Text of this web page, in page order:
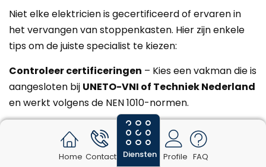
Niet elke elektricien is gecertificeerd of ervaren in
het vervangen van stoppenkasten. Hier zijn enkele
tips om de juiste specialist te kiezen:
Controleer certificeringen – Kies een vakman die is
aangesloten bij UNETO-VNI of Techniek Nederland
en werkt volgens de NEN 1010-normen.
– Zoek online naar beoordelingen en
ervaringen van eerdere klanten.
Home Contact Diensten Profile FAQ